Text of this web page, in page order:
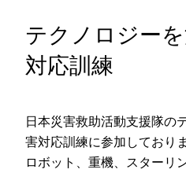
テクノロジー
対応訓練
日本災害救助活動支援隊の
害対応訓練に参加しており
ロボット、重機、スターリ